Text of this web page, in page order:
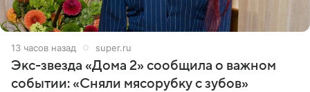
13 часов назад super.ru
Экс-звезда «Дома 2» сообщила о важном
событии: «Сняли мясорубку с зубов»